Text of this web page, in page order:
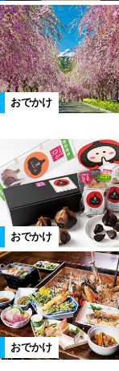
猪苗代町
須賀川市
矢吹町
会津坂下町
県南エリア
玉川村
山形県
おでかけ
おでかけ
おでかけ